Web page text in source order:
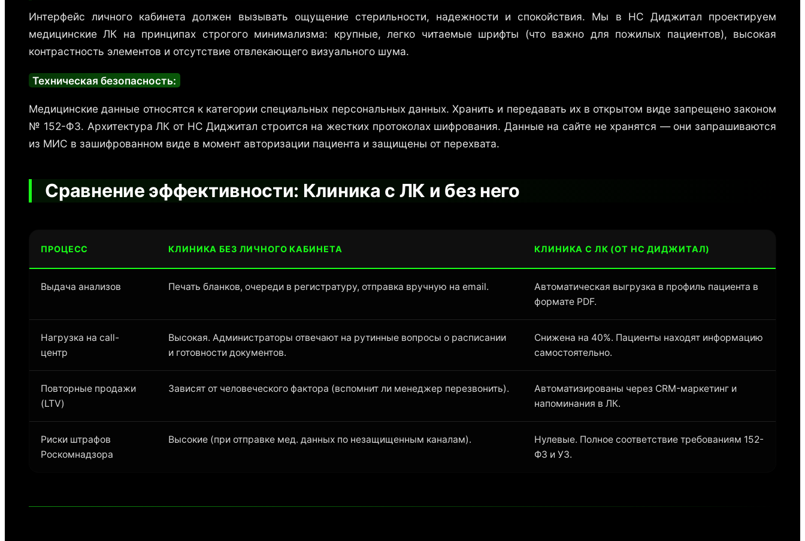
Интерфейс личного кабинета должен вызывать ощущение стерильности, надежности и спокойствия. Мы в НС Диджитал проектируем
медицинские ЛК на принципах строгого минимализма: крупные, легко читаемые шрифты (что важно для пожилых пациентов), высокая
контрастность элементов и отсутствие отвлекающего визуального шума.
Техническая безопасность:
Медицинские данные относятся к категории специальных персональных данных. Хранить и передавать их в открытом виде запрещено законом
№ 152-ФЗ. Архитектура ЛК от НС Диджитал строится на жестких протоколах шифрования. Данные на сайте не хранятся — они запрашиваются
из МИС в зашифрованном виде в момент авторизации пациента и защищены от перехвата.
Сравнение эффективности: Клиника с ЛК и без него
ПРОЦЕСС КЛИНИКА БЕЗ ЛИЧНОГО КАБИНЕТА КЛИНИКА С ЛК (ОТ НС ДИДЖИТАЛ)
Выдача анализов Печать бланков, очереди в регистратуру, отправка вручную на email.
Автоматическая выгрузка в профиль пациента в
формате PDF.
Нагрузка на call-
центр
Высокая. Администраторы отвечают на рутинные вопросы о расписании
и готовности документов.
Снижена на 40%. Пациенты находят информацию
самостоятельно.
Повторные продажи
(LTV)
Зависят от человеческого фактора (вспомнит ли менеджер перезвонить).
Автоматизированы через CRM-маркетинг и
напоминания в ЛК.
Риски штрафов
Роскомнадзора
Высокие (при отправке мед. данных по незащищенным каналам).
Нулевые. Полное соответствие требованиям 152-
ФЗ и УЗ.